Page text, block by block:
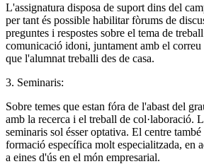
L'assignatura disposa de suport dins del
per tant és possible habilitar fòrums de
preguntes i respostes sobre el tema de
comunicació idoni, juntament amb el correu
que l'alumnat treballi des de casa.
3. Seminaris:
Sobre temes que estan fóra de l'abast del
amb la recerca i el treball de col·laboració.
seminaris sol ésser optativa. El centre
formació específica molt especialitzada, en
a eines d'ús en el món empresarial.